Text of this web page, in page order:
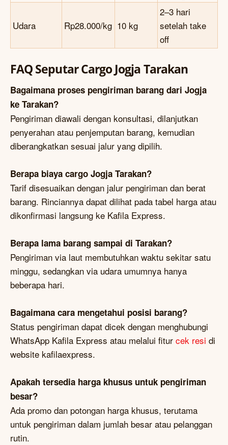
Udara Rp28.000/kg 10 kg
2–3 hari
setelah take
off
FAQ Seputar Cargo Jogja Tarakan
Bagaimana proses pengiriman barang dari Jogja
ke Tarakan?
Pengiriman diawali dengan konsultasi, dilanjutkan
penyerahan atau penjemputan barang, kemudian
diberangkatkan sesuai jalur yang dipilih.
Berapa biaya cargo Jogja Tarakan?
Tarif disesuaikan dengan jalur pengiriman dan berat
barang. Rinciannya dapat dilihat pada tabel harga atau
dikonfirmasi langsung ke Kafila Express.
Berapa lama barang sampai di Tarakan?
Pengiriman via laut membutuhkan waktu sekitar satu
minggu, sedangkan via udara umumnya hanya
beberapa hari.
Bagaimana cara mengetahui posisi barang?
Status pengiriman dapat dicek dengan menghubungi
WhatsApp Kafila Express atau melalui fitur cek resi di
website kafilaexpress.
Apakah tersedia harga khusus untuk pengiriman
besar?
Ada promo dan potongan harga khusus, terutama
untuk pengiriman dalam jumlah besar atau pelanggan
rutin.